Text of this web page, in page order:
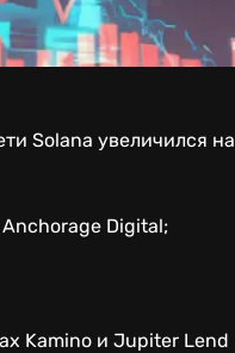
Solana увеличился на
Anchorage Digital;
Kamino и Jupiter Lend